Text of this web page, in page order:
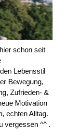
schon seit
Lebensstil
Bewegung,
Zufrieden- &
Motivation
echten Alltag.
vergessen ^^ .